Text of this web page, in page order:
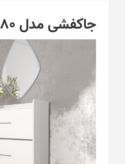
جاکفشی مدل FH280